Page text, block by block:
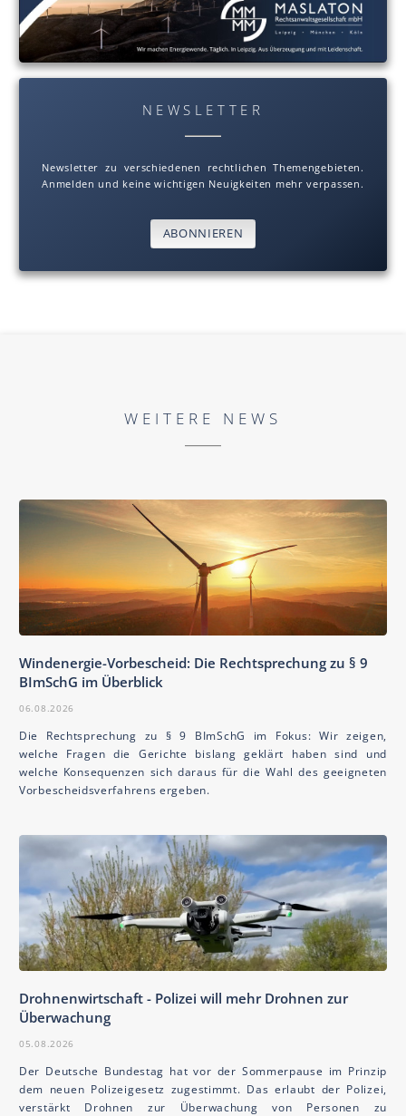
NEWSLETTER
Newsletter zu verschiedenen rechtlichen Themengebieten.
Anmelden und keine wichtigen Neuigkeiten mehr verpassen.
ABONNIEREN
WEITERE NEWS
Windenergie-Vorbescheid: Die Rechtsprechung zu § 9
BImSchG im Überblick
06.08.2026
Die Rechtsprechung zu § 9 BImSchG im Fokus: Wir zeigen,
welche Fragen die Gerichte bislang geklärt haben sind und
welche Konsequenzen sich daraus für die Wahl des geeigneten
Vorbescheidsverfahrens ergeben.
Drohnenwirtschaft - Polizei will mehr Drohnen zur
Überwachung
05.08.2026
Der Deutsche Bundestag hat vor der Sommerpause im Prinzip
dem neuen Polizeigesetz zugestimmt. Das erlaubt der Polizei,
verstärkt Drohnen zur Überwachung von Personen zu